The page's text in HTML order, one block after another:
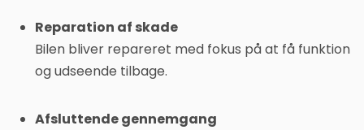
Reparation af skade
Bilen bliver repareret med fokus på at få funktion
og udseende tilbage.
Afsluttende gennemgang